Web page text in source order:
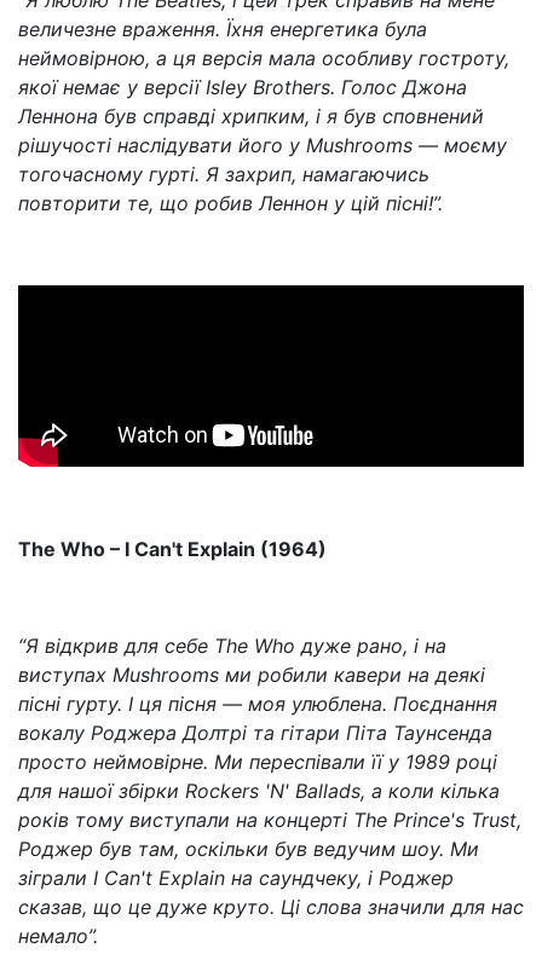
величезне враження. Їхня енергетика була
неймовірною, а ця версія мала особливу гостроту,
якої немає у версії Isley Brothers. Голос Джона
Леннона був справді хрипким, і я був сповнений
рішучості наслідувати його у Mushrooms — моєму
тогочасному гурті. Я захрип, намагаючись
повторити те, що робив Леннон у цій пісні!”.
The Who – I Can't Explain (1964)
“Я відкрив для себе The Who дуже рано, і на
виступах Mushrooms ми робили кавери на деякі
пісні гурту. І ця пісня — моя улюблена. Поєднання
вокалу Роджера Долтрі та гітари Піта Таунсенда
просто неймовірне. Ми переспівали її у 1989 році
для нашої збірки Rockers 'N' Ballads, а коли кілька
років тому виступали на концерті The Prince's Trust,
Роджер був там, оскільки був ведучим шоу. Ми
зіграли I Can't Explain на саундчеку, і Роджер
сказав, що це дуже круто. Ці слова значили для нас
немало”.